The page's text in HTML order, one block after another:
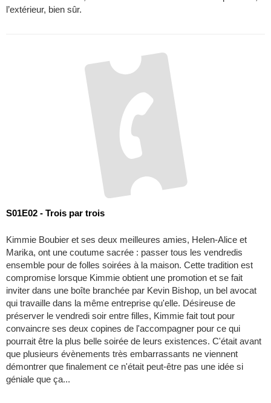
l’extérieur, bien sûr.
S01E02 - Trois par trois
Kimmie Boubier et ses deux meilleures amies, Helen-Alice et
Marika, ont une coutume sacrée : passer tous les vendredis
ensemble pour de folles soirées à la maison. Cette tradition est
compromise lorsque Kimmie obtient une promotion et se fait
inviter dans une boîte branchée par Kevin Bishop, un bel avocat
qui travaille dans la même entreprise qu'elle. Désireuse de
préserver le vendredi soir entre filles, Kimmie fait tout pour
convaincre ses deux copines de l'accompagner pour ce qui
pourrait être la plus belle soirée de leurs existences. C'était avant
que plusieurs évènements très embarrassants ne viennent
démontrer que finalement ce n'était peut-être pas une idée si
géniale que ça...